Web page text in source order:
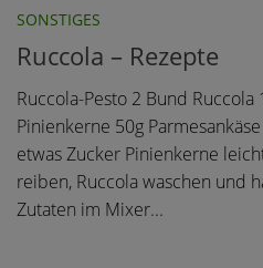
SONSTIGES
Ruccola – Rezepte
Ruccola-Pesto 2 Bund
Pinienkerne 50g
etwas Zucker Pinienkerne
reiben, Ruccola waschen und
Zutaten im Mixer...